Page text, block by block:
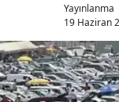
Yayınlanma
19 Haziran